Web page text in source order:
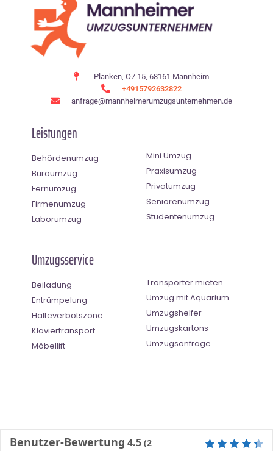
Planken, O7 15, 68161 Mannheim
+4915792632822
anfrage@mannheimerumzugsunternehmen.de
Leistungen
Behördenumzug
Büroumzug
Fernumzug
Firmenumzug
Laborumzug
Mini Umzug
Praxisumzug
Privatumzug
Seniorenumzug
Studentenumzug
Umzugsservice
Beiladung
Entrümpelung
Halteverbotszone
Klaviertransport
Möbellift
Transporter mieten
Umzug mit Aquarium
Umzugshelfer
Umzugskartons
Umzugsanfrage
Benutzer-Bewertung 4.5 (2